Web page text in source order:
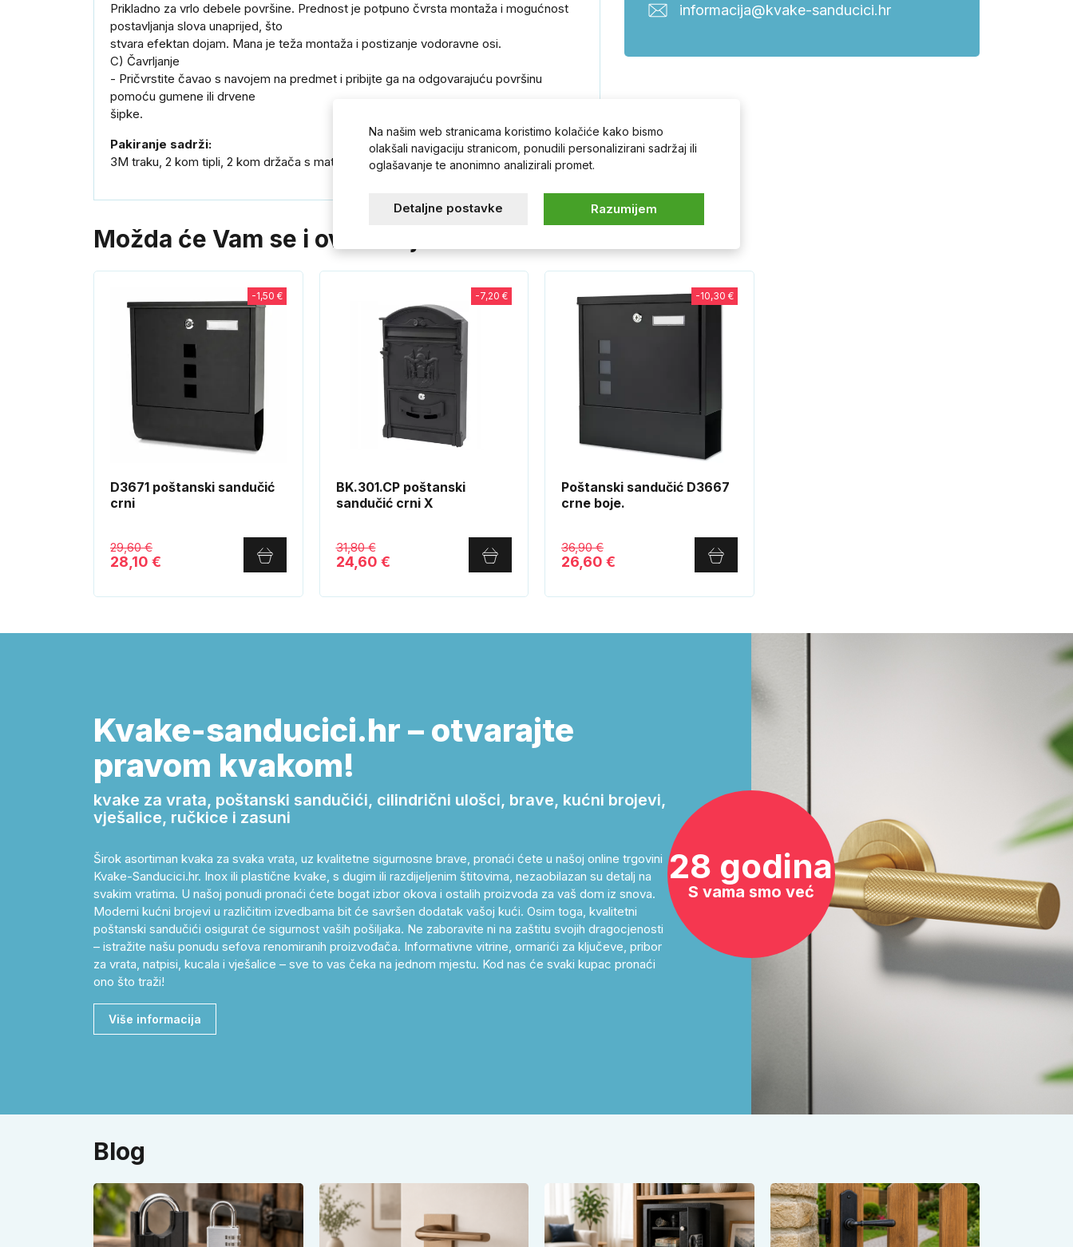
Prikladno za vrlo debele površine. Prednost je potpuno čvrsta montaža i mogućnost
postavljanja slova unaprijed, što
stvara efektan dojam. Mana je teža montaža i postizanje vodoravne osi.
C) Čavrljanje
- Pričvrstite čavao s navojem na predmet i pribijte ga na odgovarajuću površinu
pomoću gumene ili drvene
šipke.
Pakiranje sadrži:
3M traku, 2 kom tipli, 2 kom držača s maticom, 2 kom čavla.
informacija@kvake-sanducici.hr
Možda će Vam se i ovo svidjeti
D3671 poštanski sandučić
crni
29,60 €
-1,50 €
28,10 €
BK.301.CP poštanski
sandučić crni X
31,80 €
-7,20 €
24,60 €
Poštanski sandučić D3667
crne boje.
36,90 €
-10,30 €
26,60 €
Kvake-sanducici.hr – otvarajte
pravom kvakom!
kvake za vrata, poštanski sandučići, cilindrični ulošci, brave, kućni brojevi,
vješalice, ručkice i zasuni
Širok asortiman kvaka za svaka vrata, uz kvalitetne sigurnosne brave, pronaći ćete u našoj online trgovini
Kvake-Sanducici.hr. Inox ili plastične kvake, s dugim ili razdijeljenim štitovima, nezaobilazan su detalj na
svakim vratima. U našoj ponudi pronaći ćete bogat izbor okova i ostalih proizvoda za vaš dom iz snova.
Moderni kućni brojevi u različitim izvedbama bit će savršen dodatak vašoj kući. Osim toga, kvalitetni
poštanski sandučići osigurat će sigurnost vaših pošiljaka. Ne zaboravite ni na zaštitu svojih dragocjenosti
– istražite našu ponudu sefova renomiranih proizvođača. Informativne vitrine, ormarići za ključeve, pribor
za vrata, natpisi, kucala i vješalice – sve to vas čeka na jednom mjestu. Kod nas će svaki kupac pronaći
ono što traži!
Više informacija
28 godina
S vama smo već
Blog
Na našim web stranicama koristimo kolačiće kako bismo
olakšali navigaciju stranicom, ponudili personalizirani sadržaj ili
oglašavanje te anonimno analizirali promet.
Razumijem
Detaljne postavke